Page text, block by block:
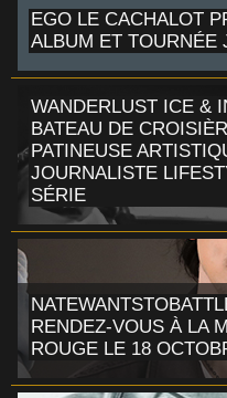
EGO LE CACHALOT
ALBUM ET TOURNÉE
WANDERLUST ICE &
BATEAU DE
PATINEUSE
JOURNALISTE
SÉRIE
RENDEZ-VOUS À LA
ROUGE LE 18